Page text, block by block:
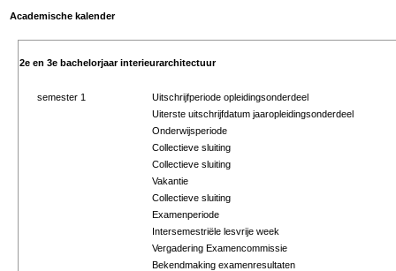
Academische kalender
2e en 3e bachelorjaar interieurarchitectuur
semester 1
Uitschrijfperiode opleidingsonderdeel
Uiterste uitschrijfdatum jaaropleidingsonderdeel
Onderwijsperiode
Collectieve sluiting
Collectieve sluiting
Vakantie
Collectieve sluiting
Examenperiode
Intersemestriële lesvrije week
Vergadering Examencommissie
Bekendmaking examenresultaten